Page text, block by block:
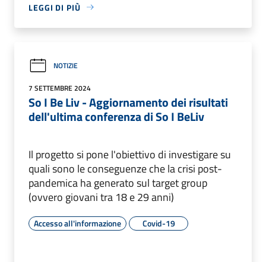
LEGGI DI PIÙ
NOTIZIE
7 SETTEMBRE 2024
So I Be Liv - Aggiornamento dei risultati
dell'ultima conferenza di So I BeLiv
Il progetto si pone l'obiettivo di investigare su
quali sono le conseguenze che la crisi post-
pandemica ha generato sul target group
(ovvero giovani tra 18 e 29 anni)
Accesso all'informazione Covid-19